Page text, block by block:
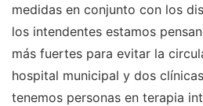
medidas en conjunto con los
los intendentes estamos
más fuertes para evitar la
hospital municipal y dos
tenemos personas en terapia